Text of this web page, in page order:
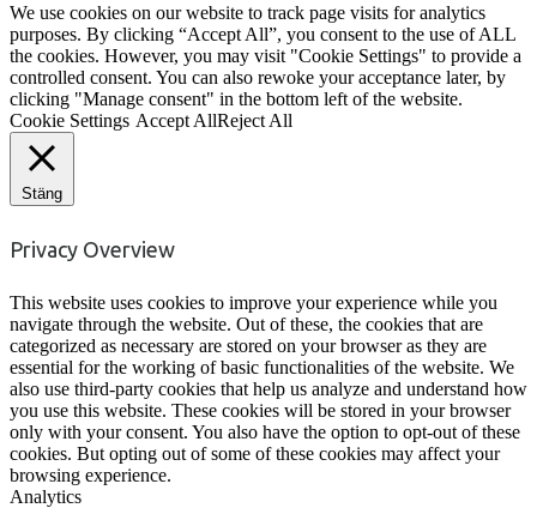
We use cookies on our website to track page visits for analytics
purposes. By clicking “Accept All”, you consent to the use of ALL
the cookies. However, you may visit "Cookie Settings" to provide a
controlled consent. You can also rewoke your acceptance later, by
clicking "Manage consent" in the bottom left of the website.
Cookie Settings Accept AllReject All
Stäng
Privacy Overview
This website uses cookies to improve your experience while you
navigate through the website. Out of these, the cookies that are
categorized as necessary are stored on your browser as they are
essential for the working of basic functionalities of the website. We
also use third-party cookies that help us analyze and understand how
you use this website. These cookies will be stored in your browser
only with your consent. You also have the option to opt-out of these
cookies. But opting out of some of these cookies may affect your
browsing experience.
Analytics